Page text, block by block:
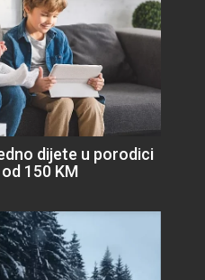
dijete u porodici
150 KM